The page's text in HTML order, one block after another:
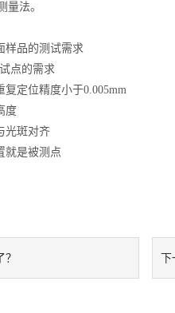
法。
品的测试需求
点的需求
定位精度小于0.005mm
度
斑对齐
是被测点